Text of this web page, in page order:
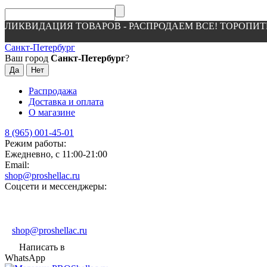
ЛИКВИДАЦИЯ ТОВАРОВ - РАСПРОДАЕМ ВСЕ!
Санкт-Петербург
Ваш город Санкт-Петербург?
Распродажа
Доставка и оплата
О магазине
8 (965) 001-45-01
Режим работы:
Ежедневно, с 11:00-21:00
Email:
shop@proshellac.ru
Соцсети и мессенджеры:
shop@proshellac.ru
Написать в
WhatsApp